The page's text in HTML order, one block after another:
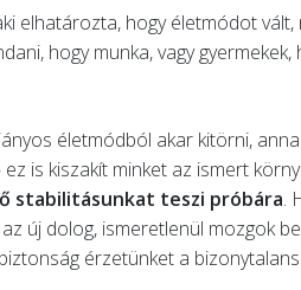
elhatározta, hogy életmódot
hogy munka, vagy
életmódból akar kitörni,
is kiszakít minket az ismert
stabilitásunkat teszi próbára.
új dolog, ismeretlenül mozgok
érzetünket a